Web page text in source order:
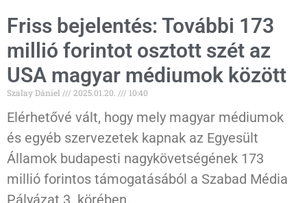
Friss bejelentés: További 173
millió forintot osztott szét az
USA magyar médiumok között
Szalay Dániel 2025.01.20. 10:40
Elérhetővé vált, hogy mely magyar médiumok
és egyéb szervezetek kapnak az Egyesült
Államok budapesti nagykövetségének 173
millió forintos támogatásából a Szabad Média